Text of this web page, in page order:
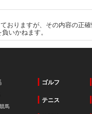
りますが、その内容の正
いかねます。
馬
ゴルフ
テニス